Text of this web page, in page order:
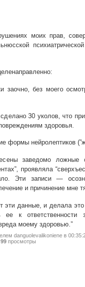
моих прав,
заочно, без моего
30 уколов, что
здоровья.
формы нейролептиков
заведомо ложные
проявляла
Эти записи —
и причинение мне
эти данные, и делала
ее к ответственности
моему здоровью.”
danguolevalikonieneв
99просмотры